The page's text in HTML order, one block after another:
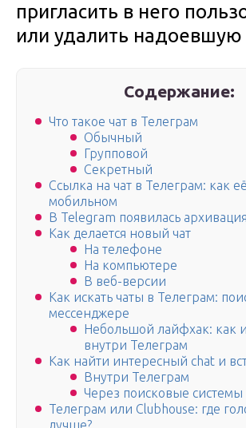
пригласить в него
или удалить надоевшую
Содержание:
Что такое чат в Телеграм
Обычный
Групповой
Секретный
Ссылка на чат в Телеграм: как
мобильном
В Telegram появилась
Как делается новый чат
На телефоне
На компьютере
В веб-версии
Как искать чаты в Телеграм:
мессенджере
Небольшой лайфхак: как
внутри Телеграм
Как найти интересный chat и
Внутри Телеграм
Через поисковые системы
Телеграм или Clubhouse: где
лучше?